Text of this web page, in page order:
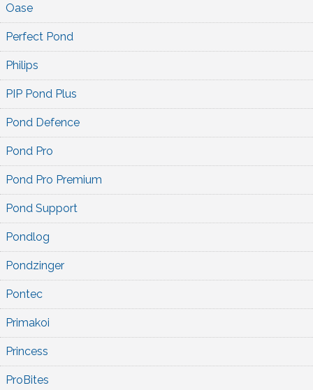
Oase
Perfect Pond
Philips
PIP Pond Plus
Pond Defence
Pond Pro
Pond Pro Premium
Pond Support
Pondlog
Pondzinger
Pontec
Primakoi
Princess
ProBites